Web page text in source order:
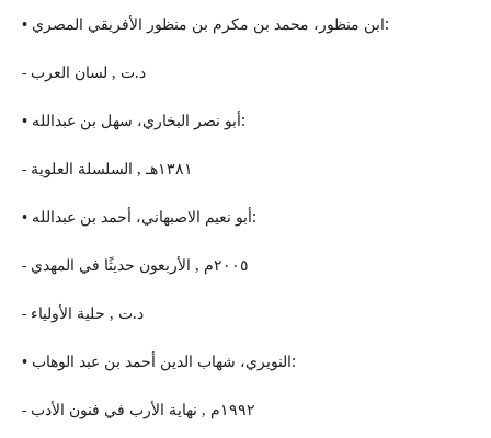
• ابن منظور، محمد بن مكرم بن منظور الأفریقي المصري:
- د.ت , لسان العرب
• أبو نصر البخاري، سهل بن عبدالله:
- ١٣٨١هـ , السلسلة العلویة
• أبو نعیم الاصبهاني، أحمد بن عبدالله:
- ٢٠٠٥م , الأربعون حدیثًا في المهدي
- د.ت , حلیة الأولیاء
• النویري، شهاب الدین أحمد بن عبد الوهاب:
- ١٩٩٢م , نهایة الأرب في فنون الأدب